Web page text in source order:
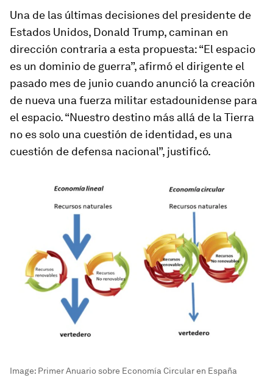
Una de las últimas decisiones del presidente de
Estados Unidos, Donald Trump, caminan en
dirección contraria a esta propuesta: “El espacio
es un dominio de guerra”, afirmó el dirigente el
pasado mes de junio cuando anunció la creación
de nueva una fuerza militar estadounidense para
el espacio. “Nuestro destino más allá de la Tierra
no es solo una cuestión de identidad, es una
cuestión de defensa nacional”, justificó.
Image: Primer Anuario sobre Economía Circular en España